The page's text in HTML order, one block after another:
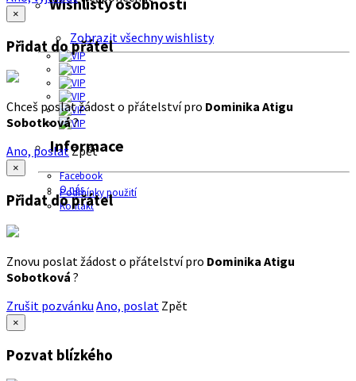
Zobrazit všechny wishlisty
Informace
Facebook
O nás
Podmínky použití
Kontakt
×
Přidat do přátel
Chceš poslat žádost o přátelství pro Dominika Atigu
Sobotková?
Ano, poslatZpět
×
Přidat do přátel
Znovu poslat žádost o přátelství pro Dominika Atigu
Sobotková ?
Zrušit pozvánku Ano, poslat Zpět
×
Pozvat blízkého